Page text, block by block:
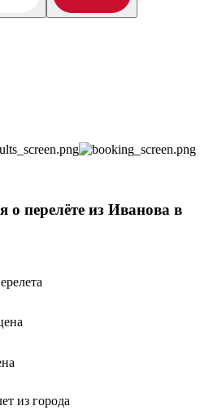
перелёте из Иванова в
из города